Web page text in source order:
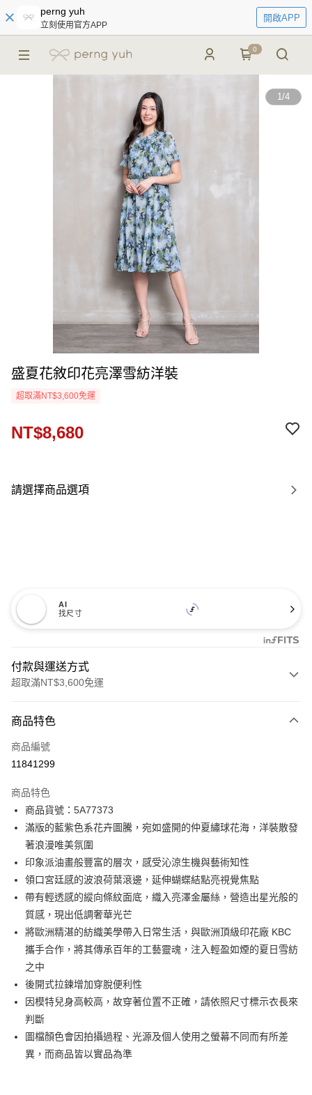
perng yuh
立刻使用官方APP
開啟APP
0
1/4
盛夏花敘印花亮澤雪紡洋裝
超取滿NT$3,600免運
NT$8,680
請選擇商品選項
AI
找尺寸
付款與運送方式
超取滿NT$3,600免運
信用卡一次付款
信用卡分期付款
合作金庫商業銀行
華南商業銀行
上海商業儲蓄銀行
台北富邦商業銀行
國泰世華商業銀行
臺灣中小企業銀行
台中商業銀行
匯豐（台灣）商業銀行
華泰商業銀行
聯邦商業銀行
遠東國際商業銀行
元大商業銀行
永豐商業銀行
玉山商業銀行
台新國際商業銀行
中國信託商業銀行
台灣樂天信用卡公司
LINE Pay
Apple Pay
街口支付
AFTEE先享後付
相關說明
【關於「AFTEE先享後付」】
AFTEE先享後付是「在收到商品之後才付款」的支付方式。 讓您購物簡單
便利好安心！
１．簡單：不需註冊會員、不需綁卡、不需儲值。
２．便利：只要手機號碼，簡訊認證，即可結帳。
【「AFTEE先享後付」結帳流程】
１．於結帳方式選擇「AFTEE先享後付」後，將跳轉至「AFTEE先享後付」
結帳頁面，進行簡訊認證並確認金額後，即可完成結帳。
２．訂單成立數日內，您將收到繳費通知簡訊。
３．收到繳費通知簡訊後14天內，點擊此簡訊中的連結，可透過四大超商／
付款後全家FamilyMart取貨
每筆NT$90，滿NT$3,600(含以上)免運費
付款後7-11取貨
每筆NT$90，滿NT$3,600(含以上)免運費
商品特色
商品編號
11841299
商品特色
商品貨號：5A77373
滿版的藍紫色系花卉圖騰，宛如盛開的仲夏繡球花海，洋裝散發
著浪漫唯美氛圍
印象派油畫般豐富的層次，感受沁涼生機與藝術知性
領口宮廷感的波浪荷葉滾邊，延伸蝴蝶結點亮視覺焦點
帶有輕透感的縱向條紋面底，織入亮澤金屬絲，營造出星光般的
質感，現出低調奢華光芒
將歐洲精湛的紡織美學帶入日常生活，與歐洲頂級印花廠 KBC
攜手合作，將其傳承百年的工藝靈魂，注入輕盈如煙的夏日雪紡
之中
後開式拉鍊增加穿脫便利性
因模特兒身高較高，故穿著位置不正確，請依照尺寸標示衣長來
判斷
圖檔顏色會因拍攝過程、光源及個人使用之螢幕不同而有所差
異，而商品皆以實品為準